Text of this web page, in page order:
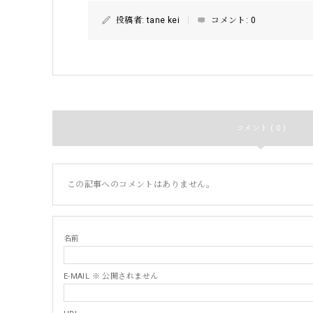
投稿者:tane kei コメント: 0
コメント ( 0 )
この記事へのコメントはありません。
名前
E-MAIL ※ 公開されません